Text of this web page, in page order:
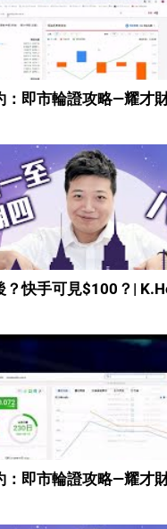
：即市輪證攻略—耀才
？快手可見$100？|
：即市輪證攻略—耀才